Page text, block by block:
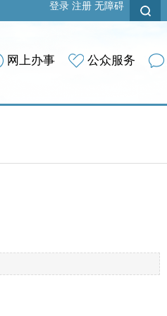
登录 注册 无障碍
网上办事 公众服务